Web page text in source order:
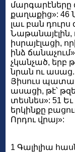
մարգարէները
քաղաքից»: 46
լաւ բան
Նաթանայէլին,
իսրայէլացի,
ինձ
չկանչած, երբ
նրան ու ասաց.
Յիսուս
ասացի, թէ՝
տեսնես»: 51
երկինքը
Որդու վրայ»:
1 Գալիլիա